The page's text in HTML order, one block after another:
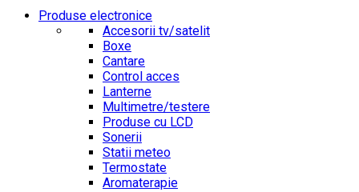
Produse electronice
Accesorii tv/satelit
Boxe
Cantare
Control acces
Lanterne
Multimetre/testere
Produse cu LCD
Sonerii
Statii meteo
Termostate
Aromaterapie